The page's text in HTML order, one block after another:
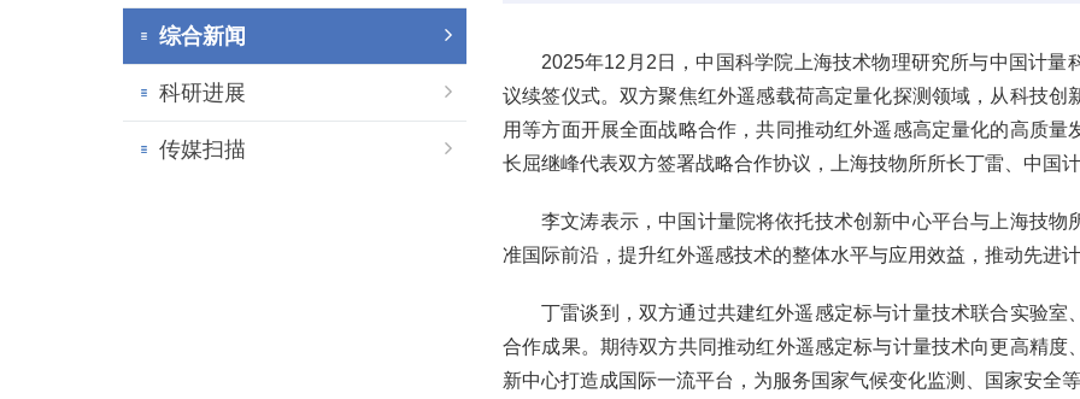
综合新闻
科研进展
传媒扫描
2025年12月2日，中国科学院上海技术物理研究所与中国计
议续签仪式。双方聚焦红外遥感载荷高定量化探测领域，从科技
用等方面开展全面战略合作，共同推动红外遥感高定量化的高质
长屈继峰代表双方签署战略合作协议，上海技物所所长丁雷、中国
李文涛表示，中国计量院将依托技术创新中心平台与上海技
准国际前沿，提升红外遥感技术的整体水平与应用效益，推动先进
丁雷谈到，双方通过共建红外遥感定标与计量技术联合实验
合作成果。期待双方共同推动红外遥感定标与计量技术向更高精
新中心打造成国际一流平台，为服务国家气候变化监测、国家安全